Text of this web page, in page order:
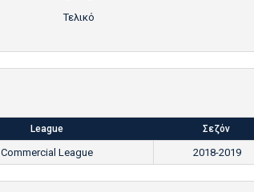
Τελικό
League Σεζόν
Commercial League 2018-2019